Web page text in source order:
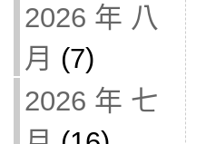
2026 年 八
月 (7)
2026 年 七